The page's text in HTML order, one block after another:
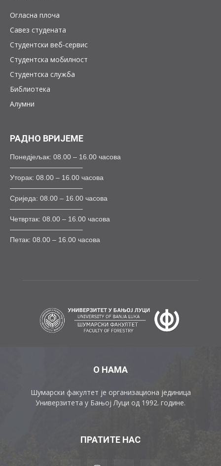
Огласна плоча
Савез студената
Студентски веб-сервис
Студентска мобилност
Студентска служба
Библиотека
Алумни
РАДНО ВРИЈЕМЕ
Понедјељак: 08.00 – 16.00 часова
——————————–
Уторак: 08.00 – 16.00 часова
——————————–
Сриједа: 08.00 – 16.00 часова
——————————–
Четвртак: 08.00 – 16.00 часова
——————————–
Петак: 08.00 – 16.00 часова
О НАМА
Шумарски факултет је организациона јединица
Универзитета у Бањој Луци од 1992. године.
ПРАТИТЕ НАС